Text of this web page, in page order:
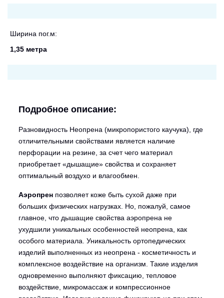
Ширина пог.м:
1,35 метра
Подробное описание:
Разновидность Неопрена (микропористого каучука), где
отличительными свойствами является наличие
перфорации на резине, за счет чего материал
приобретает «дышащие» свойства и сохраняет
оптимальный воздухо и влагообмен.
Аэропрен позволяет коже быть сухой даже при
больших физических нагрузках. Но, пожалуй, самое
главное, что дышащие свойства аэропрена не
ухудшили уникальных особенностей неопрена, как
особого материала. Уникальность ортопедических
изделий выполненных из неопрена - косметичность и
комплексное воздействие на организм. Такие изделия
одновременно выполняют фиксацию, тепловое
воздействие, микромассаж и компрессионное